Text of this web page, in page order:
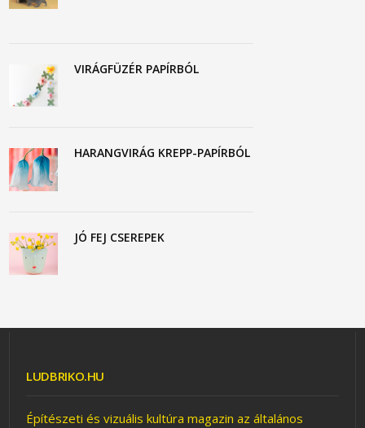
VIRÁGFÜZÉR PAPÍRBÓL
HARANGVIRÁG KREPP-PAPÍRBÓL
JÓ FEJ CSEREPEK
LUDBRIKO.HU
Építészeti és vizuális kultúra magazin az általános